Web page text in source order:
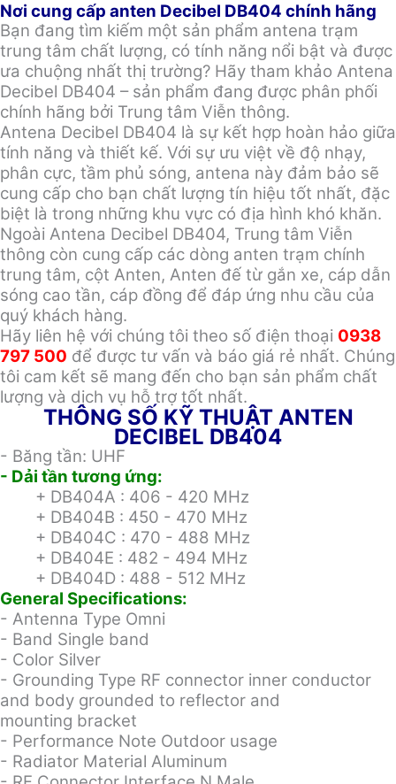
Nơi cung cấp anten Decibel DB404 chính hãng
Bạn đang tìm kiếm một sản phẩm antena trạm
trung tâm chất lượng, có tính năng nổi bật và được
ưa chuộng nhất thị trường? Hãy tham khảo Antena
Decibel DB404 – sản phẩm đang được phân phối
chính hãng bởi Trung tâm Viễn thông.
Antena Decibel DB404 là sự kết hợp hoàn hảo giữa
tính năng và thiết kế. Với sự ưu việt về độ nhạy,
phân cực, tầm phủ sóng, antena này đảm bảo sẽ
cung cấp cho bạn chất lượng tín hiệu tốt nhất, đặc
biệt là trong những khu vực có địa hình khó khăn.
Ngoài Antena Decibel DB404, Trung tâm Viễn
thông còn cung cấp các dòng anten trạm chính
trung tâm, cột Anten, Anten đế từ gắn xe, cáp dẫn
sóng cao tần, cáp đồng để đáp ứng nhu cầu của
quý khách hàng.
Hãy liên hệ với chúng tôi theo số điện thoại 0938
797 500 để được tư vấn và báo giá rẻ nhất. Chúng
tôi cam kết sẽ mang đến cho bạn sản phẩm chất
lượng và dịch vụ hỗ trợ tốt nhất.
THÔNG SỐ KỸ THUẬT ANTEN
DECIBEL DB404
- Băng tần: UHF
- Dải tần tương ứng:
+ DB404A : 406 - 420 MHz
+ DB404B : 450 - 470 MHz
+ DB404C : 470 - 488 MHz
+ DB404E : 482 - 494 MHz
+ DB404D : 488 - 512 MHz
General Specifications:
- Antenna Type Omni
- Band Single band
- Color Silver
- Grounding Type RF connector inner conductor
and body grounded to reflector and
mounting bracket
- Performance Note Outdoor usage
- Radiator Material Aluminum